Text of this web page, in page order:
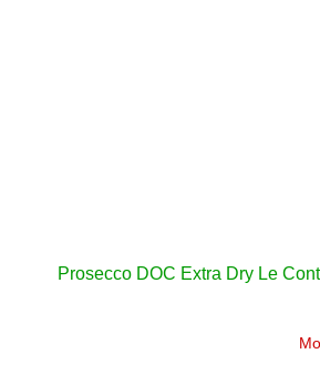
Prosecco DOC Extra Dry Le